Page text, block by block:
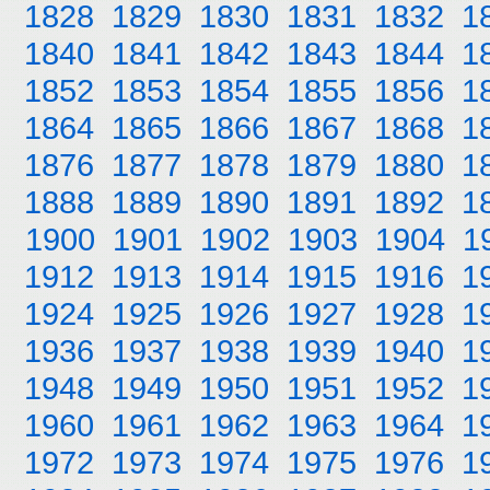
1828 1829 1830 1831 1832
1840 1841 1842 1843 1844
1852 1853 1854 1855 1856
1864 1865 1866 1867 1868
1876 1877 1878 1879 1880
1888 1889 1890 1891 1892
1900 1901 1902 1903 1904
1912 1913 1914 1915 1916
1924 1925 1926 1927 1928
1936 1937 1938 1939 1940
1948 1949 1950 1951 1952
1960 1961 1962 1963 1964
1972 1973 1974 1975 1976